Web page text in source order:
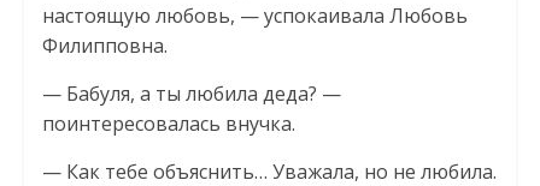
настоящую любовь, — успокаивала Любовь
Филипповна.
— Бабуля, а ты любила деда? —
поинтересовалась внучка.
— Как тебе объяснить… Уважала, но не любила.